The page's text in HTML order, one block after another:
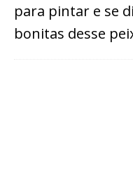
para pintar e se
bonitas desse